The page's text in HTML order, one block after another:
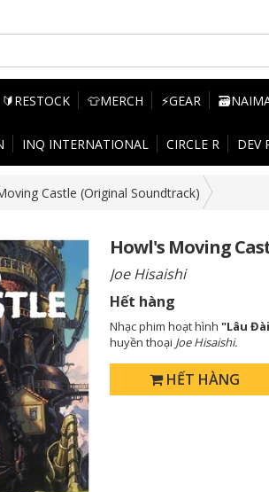
🔰RESTOCK 👕MERCH ⚡GEAR
INQ INTERNATIONAL CIRCLE R DEV
Castle (Original Soundtrack)
Howl's Moving
Joe Hisaishi
Hết hàng
Nhạc phim hoạt hình "Lâu
huyền thoại Joe Hisaishi.
HẾT HÀNG